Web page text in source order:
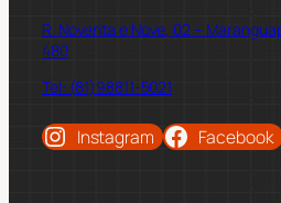
R. Noventa e Nove, 02 –
480
Tel: (81)98811-5021
Instagram Facebook